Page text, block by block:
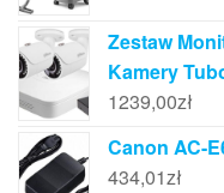
Zestaw
Kamery
1239,00zł
Canon AC-
434,01zł